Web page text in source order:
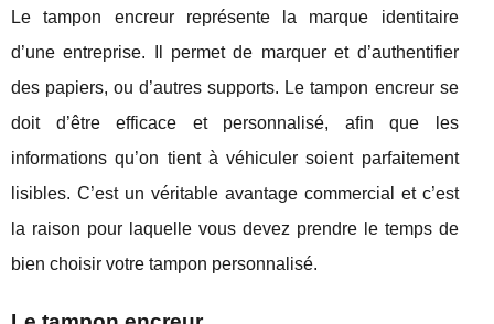
Le tampon encreur représente la marque identitaire
d’une entreprise. Il permet de marquer et d’authentifier
des papiers, ou d’autres supports. Le tampon encreur se
doit d’être efficace et personnalisé, afin que les
informations qu’on tient à véhiculer soient parfaitement
lisibles. C’est un véritable avantage commercial et c’est
la raison pour laquelle vous devez prendre le temps de
bien choisir votre tampon personnalisé.